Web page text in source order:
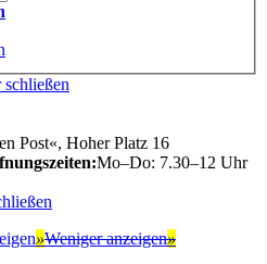
schließen
Post«, Hoher Platz 16
Mo–Do: 7.30–12 Uhr
»Weniger anzeigen»